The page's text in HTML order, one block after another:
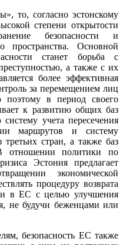
то, согласно эстонскому
степени открытости
безопасности и
пространства. Основной
станет борьба с
а также с их
более эффективная
за перемещением лиц
в период своего
к развитию общих баз
учета пересечения
маршрутов и систему
стран, а также баз
отношении политики по
Эстония предлагает
экономической
процедуру возврата
в ЕС с целью улучшения
не будучи беженцами или
безопасность ЕС также